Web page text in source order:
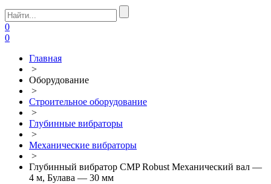
0
0
Главная
>
Оборудование
>
Строительное оборудование
>
Глубинные вибраторы
>
Механические вибраторы
>
Глубинный вибратор CMP Robust Механический вал —
4 м, Булава — 30 мм